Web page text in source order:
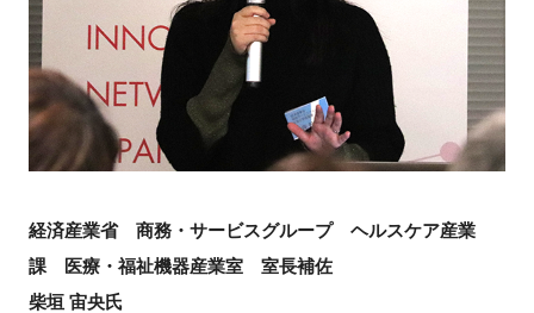
経済産業省 商務・サービスグループ ヘルスケア産業
課 医療・福祉機器産業室 室長補佐
柴垣 宙央氏